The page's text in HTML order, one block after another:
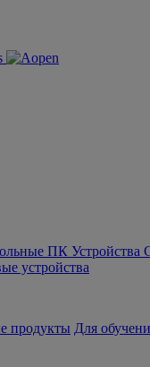
ПК Устройства
устройства
продукты Для